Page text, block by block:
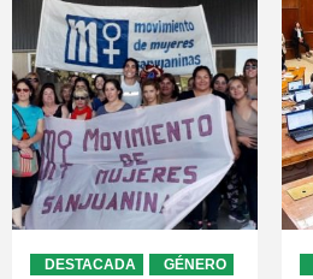
DESTACADA
GÉNERO